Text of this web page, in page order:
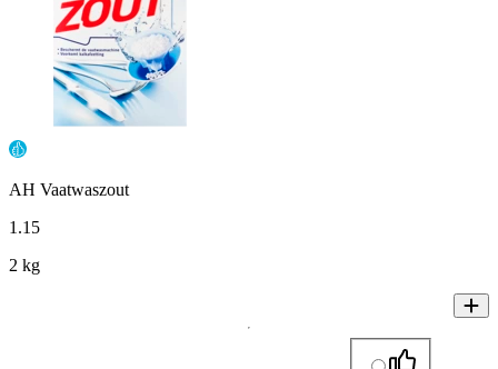
AH Vaatwaszout
1 .15
2 kg